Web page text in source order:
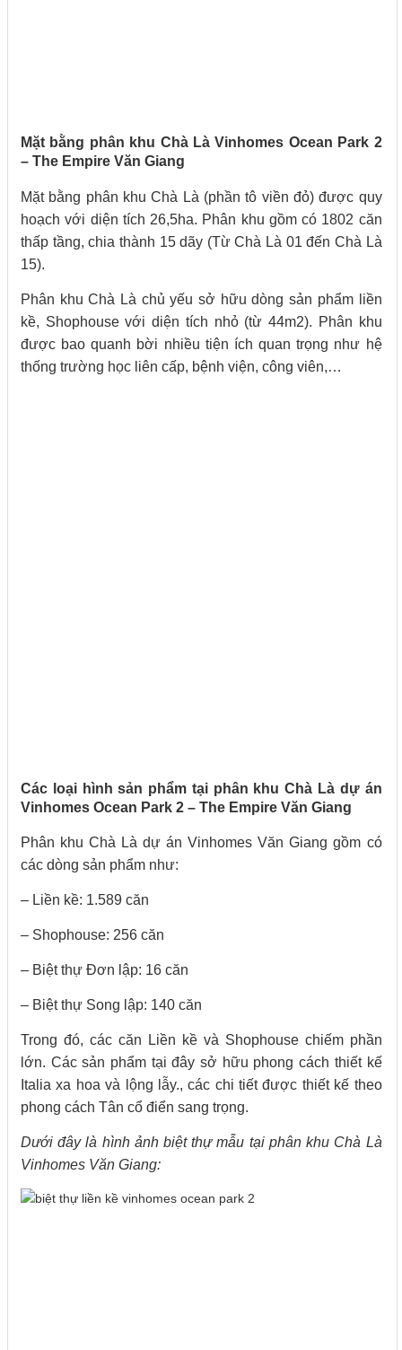
Mặt bằng phân khu Chà Là Vinhomes Ocean Park 2
– The Empire Văn Giang
Mặt bằng phân khu Chà Là (phần tô viền đỏ) được quy
hoạch với diện tích 26,5ha. Phân khu gồm có 1802 căn
thấp tầng, chia thành 15 dãy (Từ Chà Là 01 đến Chà Là
15).
Phân khu Chà Là chủ yếu sở hữu dòng sản phẩm liền
kề, Shophouse với diện tích nhỏ (từ 44m2). Phân khu
được bao quanh bời nhiều tiện ích quan trọng như hệ
thống trường học liên cấp, bệnh viện, công viên,…
Các loại hình sản phẩm tại phân khu Chà Là dự án
Vinhomes Ocean Park 2 – The Empire Văn Giang
Phân khu Chà Là dự án Vinhomes Văn Giang gồm có
các dòng sản phẩm như:
– Liền kề: 1.589 căn
– Shophouse: 256 căn
– Biệt thự Đơn lập: 16 căn
– Biệt thự Song lập: 140 căn
Trong đó, các căn Liền kề và Shophouse chiếm phần
lớn. Các sản phẩm tại đây sở hữu phong cách thiết kế
Italia xa hoa và lộng lẫy., các chi tiết được thiết kế theo
phong cách Tân cổ điển sang trọng.
Dưới đây là hình ảnh biệt thự mẫu tại phân khu Chà Là
Vinhomes Văn Giang: